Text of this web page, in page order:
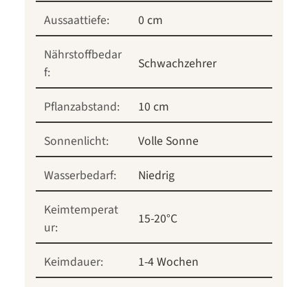
Aussaattiefe:
0 cm
Nährstoffbedar
f:
Schwachzehrer
Pflanzabstand:
10 cm
Sonnenlicht:
Volle Sonne
Wasserbedarf:
Niedrig
Keimtemperat
ur:
15-20°C
Keimdauer:
1-4 Wochen